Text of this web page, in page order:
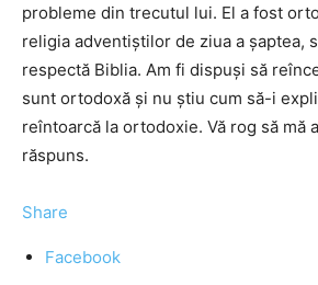
probleme din trecutul lui. El a fost
religia adventiștilor de ziua a șaptea,
respectă Biblia. Am fi dispuși să
sunt ortodoxă și nu știu cum să-i
reîntoarcă la ortodoxie. Vă rog să mă
răspuns.
Share
Facebook